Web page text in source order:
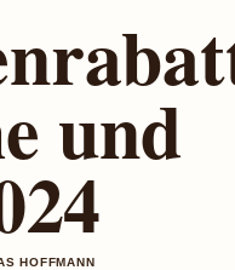
und
HOFFMANN